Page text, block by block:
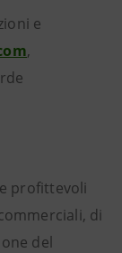
e
,
profittevoli
di
del